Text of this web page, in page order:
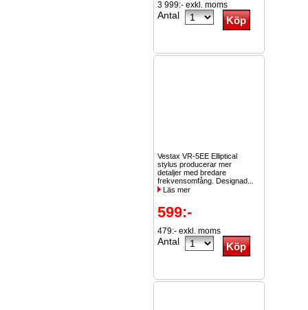
395:-
316:- exkl. moms
Antal
3 999:- exkl. moms
Antal
Vestax VR-5EE Elliptical
stylus producerar mer
detaljer med bredare
frekvensomfång. Designad...
Läs mer
599:-
479:- exkl. moms
Antal